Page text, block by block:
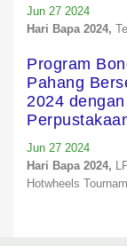
Jun 27 2024
Hari Bapa 2024,
Program
Pahang
2024
Jun 27 2024
Hari Bapa 2024,
Hotwheels